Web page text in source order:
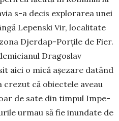
s-a decis ex­plorarea unei
Lepenski Vir, localitate
Djerdap-Porţile de Fier.
Dra­­goslav
aici o mică aşe­zare datând
că obiec­tele aveau
de sate din timpul Im­pe­
urmau să fie inundate de